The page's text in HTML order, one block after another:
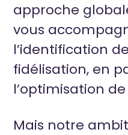
approche
vous
l’identification
fidélisation, en
l’optimisation
Mais notre